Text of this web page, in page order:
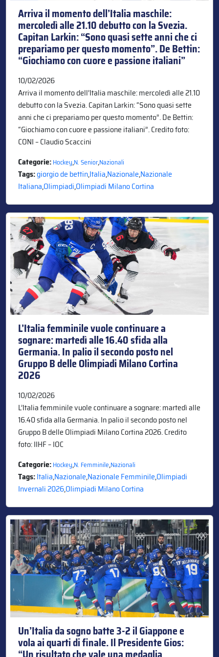
Arriva il momento dell’Italia maschile:
mercoledì alle 21.10 debutto con la Svezia.
Capitan Larkin: “Sono quasi sette anni che ci
prepariamo per questo momento”. De Bettin:
“Giochiamo con cuore e passione italiani”
10/02/2026
Arriva il momento dell’Italia maschile: mercoledì alle 21.10
debutto con la Svezia. Capitan Larkin: “Sono quasi sette
anni che ci prepariamo per questo momento”. De Bettin:
“Giochiamo con cuore e passione italiani”. Credito foto:
CONI – Claudio Scaccini
Categorie:Hockey,N. Senior,Nazionali
Tags:giorgio de bettin,Italia,Nazionale,Nazionale
Italiana,Olimpiadi,Olimpiadi Milano Cortina
L’Italia femminile vuole continuare a
sognare: martedì alle 16.40 sfida alla
Germania. In palio il secondo posto nel
Gruppo B delle Olimpiadi Milano Cortina
2026
10/02/2026
L’Italia femminile vuole continuare a sognare: martedì alle
16.40 sfida alla Germania. In palio il secondo posto nel
Gruppo B delle Olimpiadi Milano Cortina 2026. Credito
foto: IIHF – IOC
Categorie:Hockey,N. Femminile,Nazionali
Tags:Italia,Nazionale,Nazionale Femminile,Olimpiadi
Invernali 2026,Olimpiadi Milano Cortina
Un’Italia da sogno batte 3-2 il Giappone e
vola ai quarti di finale. Il Presidente Gios: